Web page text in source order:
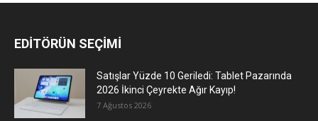
EDİTÖRÜN SEÇİMİ
Satışlar Yüzde 10 Geriledi: Tablet Pazarında
2026 İkinci Çeyrekte Ağır Kayıp!
7 Ağustos 2026